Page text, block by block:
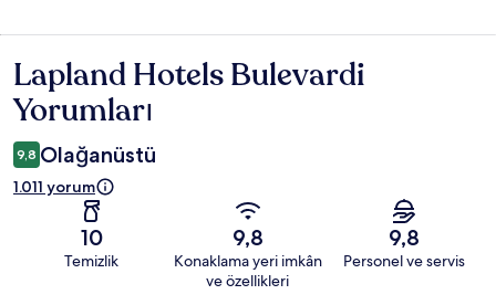
Yorumlar
Lapland Hotels Bulevardi
Yorumları
9,8 Olağanüstü
1.011 yorum
10
Temizlik
9,8
Konaklama yeri imkân
ve özellikleri
9,8
Personel ve servis